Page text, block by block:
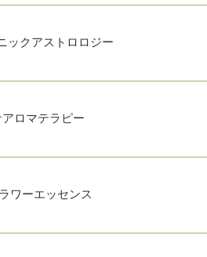
ックアストロロジー
アロマテラピー
ワーエッセンス